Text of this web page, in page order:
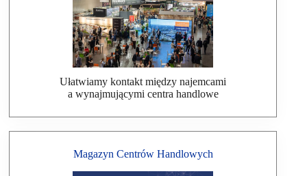
Ułatwiamy kontakt między najemcami
a wynajmującymi centra handlowe
Magazyn Centrów Handlowych